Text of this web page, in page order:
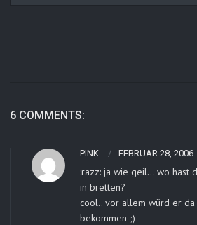
6 COMMENTS:
PINK FEBRUAR 28, 2006
:razz: ja wie geil… wo hast
in bretten?
cool.. vor allem würd er
bekommen ;)